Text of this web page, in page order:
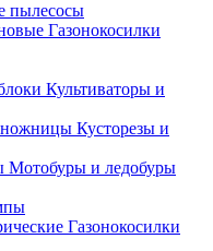
пылесосы
Газонокосилки
Культиваторы и
Кусторезы и
Мотобуры и ледобуры
Газонокосилки